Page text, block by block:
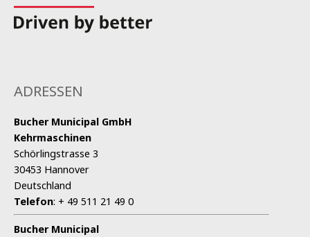
ADRESSEN
Bucher Municipal GmbH
Kehrmaschinen
Schörlingstrasse 3
30453 Hannover
Deutschland
Telefon: + 49 511 21 49 0
Bucher Municipal